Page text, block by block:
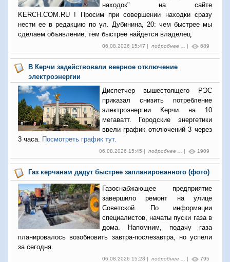
находок" на сайте
KERCH.COM.RU ! Просим при совершении находки сразу
нести ее в редакцию по ул. Дубинина, 20: чем быстрее мы
сделаем объявление, тем быстрее найдется владелец.
06.08.2026 15:47 | подробнее ... | 689
В Керчи задействовали веерное отключение
электроэнергии
Диспетчер вышестоящего РЭС
приказал снизить потребление
электроэнергии Керчи на 10
мегаватт. Городские энергетики
ввели график отключений 3 через
3 часа.
Посмотреть график тут.
06.08.2026 15:45 | подробнее ... | 1909
Газ керчанам дадут быстрее запланированного (фото)
Газоснабжающее предприятие
завершило ремонт на улице
Советской. По информации
специалистов, начаты пуски газа в
дома. Напомним, подачу газа
планировалось возобновить завтра-послезавтра, но успели
за сегодня.
06.08.2026 15:28 | подробнее ... | 795